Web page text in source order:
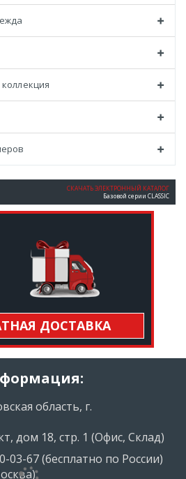
СКАЧАТЬ ЭЛЕКТРОННЫЙ КАТАЛОГ
Базовой серии CLASSIC
ДОСТАВКА
область, г.
дом 18, стр. 1 (Офис, Склад)
03-67(бесплатно по России)